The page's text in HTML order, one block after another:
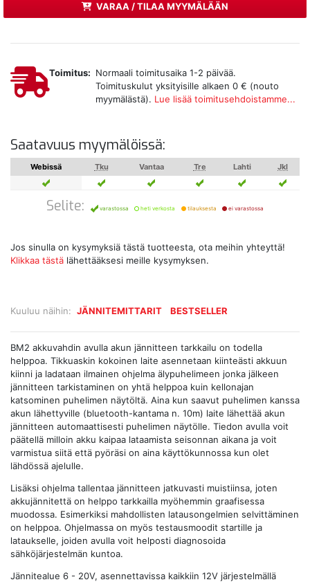
VARAA / TILAA MYYMÄLÄÄN
Kuuluu näihin: JÄNNITEMITTARIT BESTSELLER
Toimitus: Normaali toimitusaika 1-2 päivää.
Toimituskulut yksityisille alkaen 0 € (nouto
myymälästä). Lue lisää toimitusehdoistamme...
Saatavuus myymälöissä:
Webissä Tku Vantaa Tre Lahti Jkl
Selite: varastossa heti verkosta tilauksesta ei varastossa
Jos sinulla on kysymyksiä tästä tuotteesta, ota meihin yhteyttä!
Klikkaa tästä lähettääksesi meille kysymyksen.
BM2 akkuvahdin avulla akun jännitteen tarkkailu on todella
helppoa. Tikkuaskin kokoinen laite asennetaan kiinteästi akkuun
kiinni ja ladataan ilmainen ohjelma älypuhelimeen jonka jälkeen
jännitteen tarkistaminen on yhtä helppoa kuin kellonajan
katsominen puhelimen näytöltä. Aina kun saavut puhelimen kanssa
akun lähettyville (bluetooth-kantama n. 10m) laite lähettää akun
jännitteen automaattisesti puhelimen näytölle. Tiedon avulla voit
päätellä milloin akku kaipaa lataamista seisonnan aikana ja voit
varmistua siitä että pyöräsi on aina käyttökunnossa kun olet
lähdössä ajelulle.
Lisäksi ohjelma tallentaa jännitteen jatkuvasti muistiinsa, joten
akkujännitettä on helppo tarkkailla myöhemmin graafisessa
muodossa. Esimerkiksi mahdollisten latausongelmien selvittäminen
on helppoa. Ohjelmassa on myös testausmoodit startille ja
lataukselle, joiden avulla voit helposti diagnosoida
sähköjärjestelmän kuntoa.
Jännitealue 6 - 20V, asennettavissa kaikkiin 12V järjestelmällä